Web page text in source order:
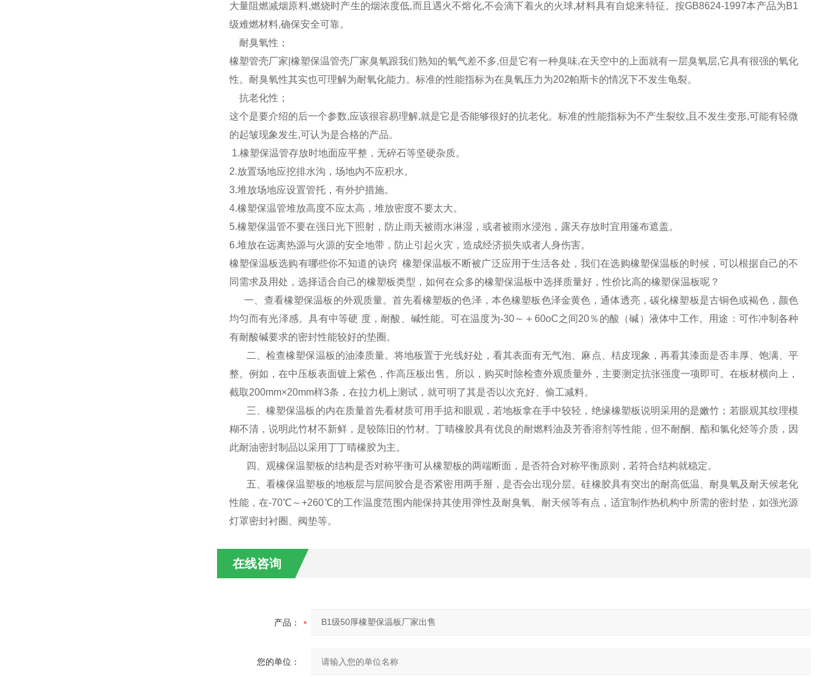
大量阻燃减烟原料,燃烧时产生的烟浓度低,而且遇火不熔化,不会滴下着火的火球,材料具有自熄来特征。按GB8624-1997本产品为B1
级难燃材料,确保安全可靠。
耐臭氧性；
橡塑管壳厂家|橡塑保温管壳厂家臭氧跟我们熟知的氧气差不多,但是它有一种臭味,在天空中的上面就有一层臭氧层,它具有很强的氧化
性。耐臭氧性其实也可理解为耐氧化能力。标准的性能指标为在臭氧压力为202帕斯卡的情况下不发生龟裂。
抗老化性；
这个是要介绍的后一个参数,应该很容易理解,就是它是否能够很好的抗老化。标准的性能指标为不产生裂纹,且不发生变形,可能有轻微
的起皱现象发生,可认为是合格的产品。
1.橡塑保温管存放时地面应平整，无碎石等坚硬杂质。
2.放置场地应挖排水沟，场地内不应积水。
3.堆放场地应设置管托，有外护措施。
4.橡塑保温管堆放高度不应太高，堆放密度不要太大。
5.橡塑保温管不要在强日光下照射，防止雨天被雨水淋湿，或者被雨水浸泡，露天存放时宜用篷布遮盖。
6.堆放在远离热源与火源的安全地带，防止引起火灾，造成经济损失或者人身伤害。
橡塑保温板选购有哪些你不知道的诀窍 橡塑保温板不断被广泛应用于生活各处，我们在选购橡塑保温板的时候，可以根据自己的不
同需求及用处，选择适合自己的橡塑板类型，如何在众多的橡塑保温板中选择质量好，性价比高的橡塑保温板呢？
一、查看橡塑保温板的外观质量。首先看橡塑板的色泽，本色橡塑板色泽金黄色，通体透亮，碳化橡塑板是古铜色或褐色，颜色
均匀而有光泽感。具有中等硬 度，耐酸、碱性能。可在温度为-30～＋60oC之间20％的酸（碱）液体中工作。用途：可作冲制各种
有耐酸碱要求的密封性能较好的垫圈。
二、检查橡塑保温板的油漆质量。将地板置于光线好处，看其表面有无气泡、麻点、桔皮现象，再看其漆面是否丰厚、饱满、平
整。例如，在中压板表面镀上紫色，作高压板出售。所以，购买时除检查外观质量外，主要测定抗张强度一项即可。在板材横向上，
截取200mm×20mm样3条，在拉力机上测试，就可明了其是否以次充好、偷工减料。
三、橡塑保温板的内在质量首先看材质可用手掂和眼观，若地板拿在手中较轻，绝缘橡塑板说明采用的是嫩竹；若眼观其纹理模
糊不清，说明此竹材不新鲜，是较陈旧的竹材。丁晴橡胶具有优良的耐燃料油及芳香溶剂等性能，但不耐酮、酯和氯化烃等介质，因
此耐油密封制品以采用丁丁晴橡胶为主。
四、观橡保温塑板的结构是否对称平衡可从橡塑板的两端断面，是否符合对称平衡原则，若符合结构就稳定。
五、看橡保温塑板的地板层与层间胶合是否紧密用两手掰，是否会出现分层。硅橡胶具有突出的耐高低温、耐臭氧及耐天候老化
性能，在-70℃～+260℃的工作温度范围内能保持其使用弹性及耐臭氧、耐天候等有点，适宜制作热机构中所需的密封垫，如强光源
灯罩密封衬圈、阀垫等。
在线咨询
产品：
您的单位：